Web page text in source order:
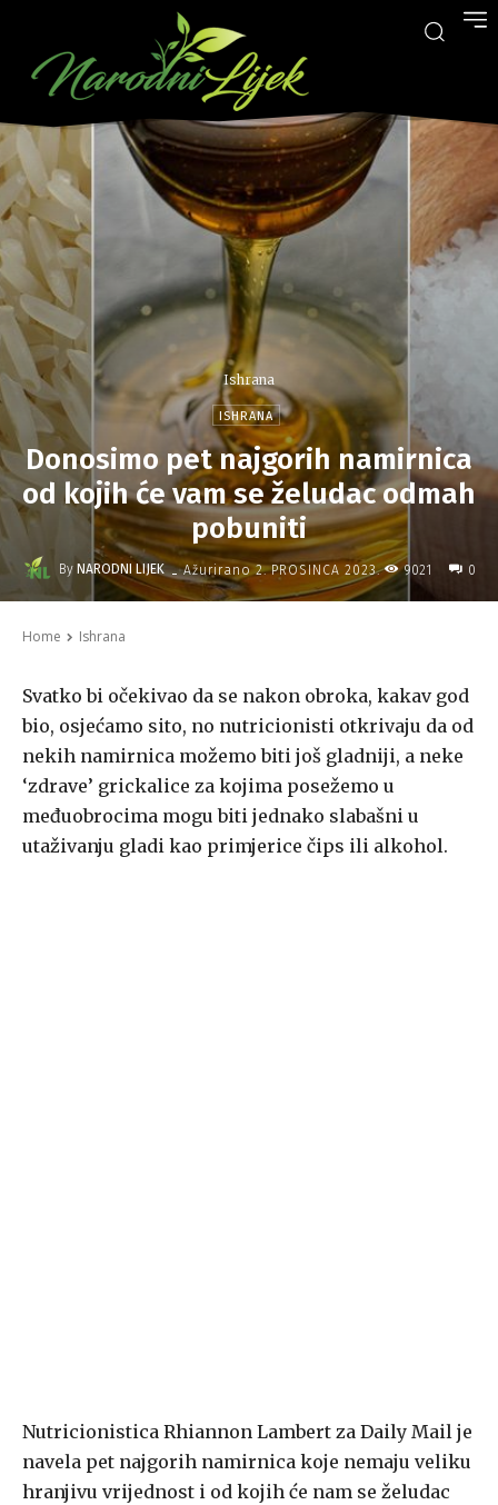
Ishrana
ISHRANA
Donosimo pet najgorih namirnica
od kojih će vam se želudac odmah
pobuniti
By NARODNI LIJEK - Ažurirano 2. PROSINCA 2023. 9021 0
Home Ishrana
Svatko bi očekivao da se nakon obroka, kakav god
bio, osjećamo sito, no nutricionisti otkrivaju da od
nekih namirnica možemo biti još gladniji, a neke
‘zdrave’ grickalice za kojima posežemo u
međuobrocima mogu biti jednako slabašni u
utaživanju gladi kao primjerice čips ili alkohol.
Nutricionistica Rhiannon Lambert za Daily Mail je
navela pet najgorih namirnica koje nemaju veliku
hranjivu vrijednost i od kojih će nam se želudac